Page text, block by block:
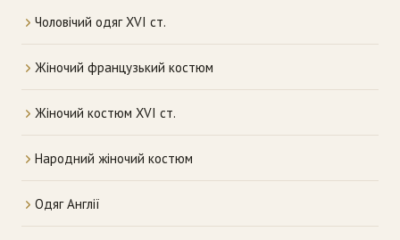
Чоловічий одяг XVI ст.
Жіночий французький костюм
Жіночий костюм XVI ст.
Народний жіночий костюм
Одяг Англії